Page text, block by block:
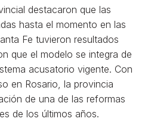
destacaron que las
hasta el momento en las
Fe tuvieron resultados
que el modelo se integra de
acusatorio vigente. Con
en Rosario, la provincia
de una de las reformas
de los últimos años.